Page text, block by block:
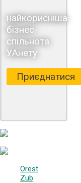
найкорисніша
бізнес-
спільнота
УАнету
Приєднатися
Orest
Zub